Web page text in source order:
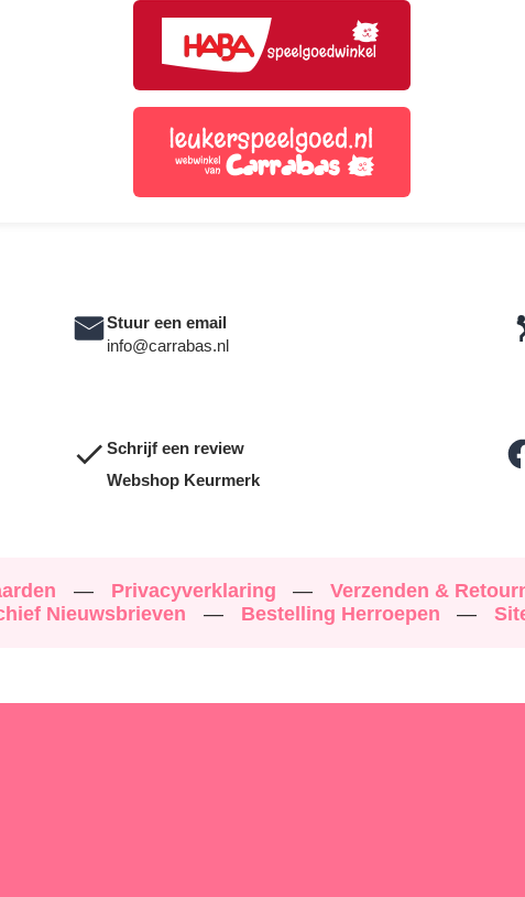
Stuur een email
info@carrabas.nl
Schrijf een review
Webshop Keurmerk
— Privacyverklaring — Verzenden &
Nieuwsbrieven
— Bestelling Herroepen —